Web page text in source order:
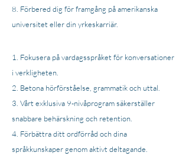
Förbered dig för framgång på amerikanska
universitet eller din yrkeskarriär.
Fokusera på vardagsspråket för konversationer
i verkligheten.
Betona hörförståelse, grammatik och uttal.
Vårt exklusiva 9-nivåprogram säkerställer
snabbare behärskning och retention.
Förbättra ditt ordförråd och dina
språkkunskaper genom aktivt deltagande.